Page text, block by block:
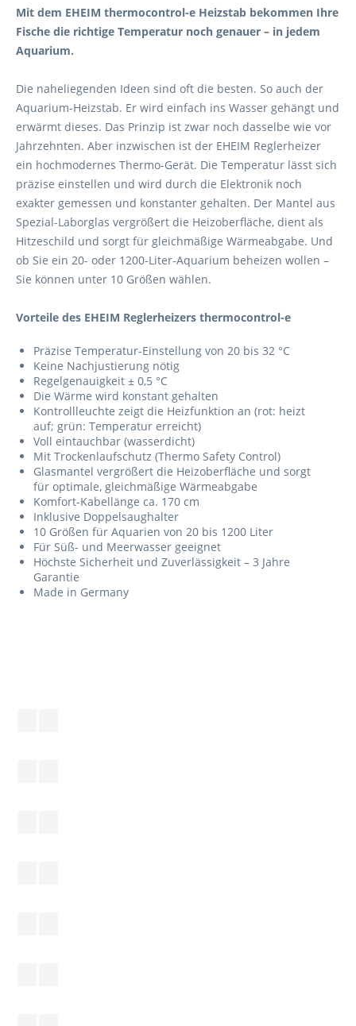
Mit dem EHEIM thermocontrol-e Heizstab bekommen Ihre
Fische die richtige Temperatur noch genauer – in jedem
Aquarium.
Die naheliegenden Ideen sind oft die besten. So auch der
Aquarium-Heizstab. Er wird einfach ins Wasser gehängt und
erwärmt dieses. Das Prinzip ist zwar noch dasselbe wie vor
Jahrzehnten. Aber inzwischen ist der EHEIM Reglerheizer
ein hochmodernes Thermo-Gerät. Die Temperatur lässt sich
präzise einstellen und wird durch die Elektronik noch
exakter gemessen und konstanter gehalten. Der Mantel aus
Spezial-Laborglas vergrößert die Heizoberfläche, dient als
Hitzeschild und sorgt für gleichmäßige Wärmeabgabe. Und
ob Sie ein 20- oder 1200-Liter-Aquarium beheizen wollen –
Sie können unter 10 Größen wählen.
Vorteile des EHEIM Reglerheizers thermocontrol-e
Präzise Temperatur-Einstellung von 20 bis 32 °C
Keine Nachjustierung nötig
Regelgenauigkeit ± 0,5 °C
Die Wärme wird konstant gehalten
Kontrollleuchte zeigt die Heizfunktion an (rot: heizt
auf; grün: Temperatur erreicht)
Voll eintauchbar (wasserdicht)
Mit Trockenlaufschutz (Thermo Safety Control)
Glasmantel vergrößert die Heizoberfläche und sorgt
für optimale, gleichmäßige Wärmeabgabe
Komfort-Kabellänge ca. 170 cm
Inklusive Doppelsaughalter
10 Größen für Aquarien von 20 bis 1200 Liter
Für Süß- und Meerwasser geeignet
Höchste Sicherheit und Zuverlässigkeit – 3 Jahre
Garantie
Made in Germany